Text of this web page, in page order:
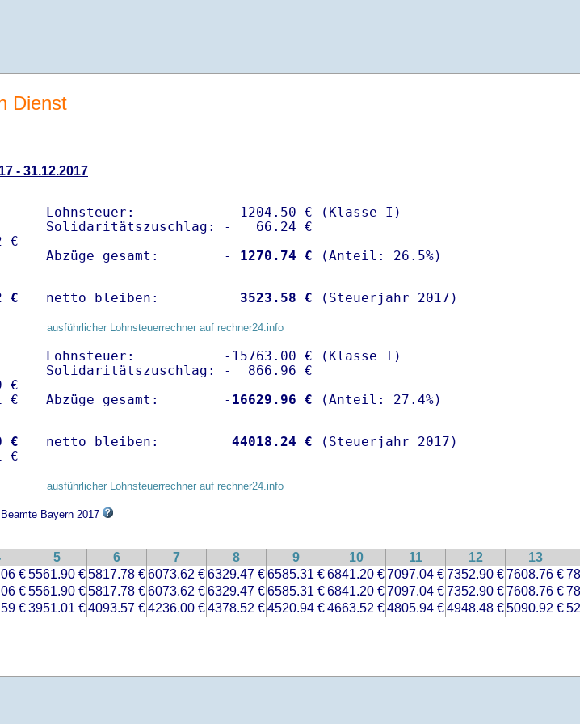
Dienst
- 31.12.2017
Lohnsteuer:           - 1204.50 € (Klasse I)
Solidaritätszuschlag: -   66.24 €
Abzüge gesamt:        -
1270.74 €
€ netto bleiben: 3523.58 € (Steuerjahr 2017)
ausführlicher Lohnsteuerrechner auf rechner24.info
€
Lohnsteuer:           -15763.00 € (Klasse I)
Solidaritätszuschlag: -  866.96 €
Abzüge gesamt:        - 16629.96 €
€
netto bleiben: 44018.24 € (Steuerjahr 2017)
ausführlicher Lohnsteuerrechner auf rechner24.info
Bayern 2017
5 6 7 8 9 10 11 12
13
€5561.90 €5817.78 €6073.62 €6329.47 €6585.31 €6841.20 €7097.04 €7352.90 €7608.76 €
€5561.90 €5817.78 €6073.62 €6329.47 €6585.31 €6841.20 €7097.04 €7352.90 €7608.76 €
€3951.01 €4093.57 €4236.00 €4378.52 €4520.94 €4663.52 €4805.94 €4948.48 €5090.92 €